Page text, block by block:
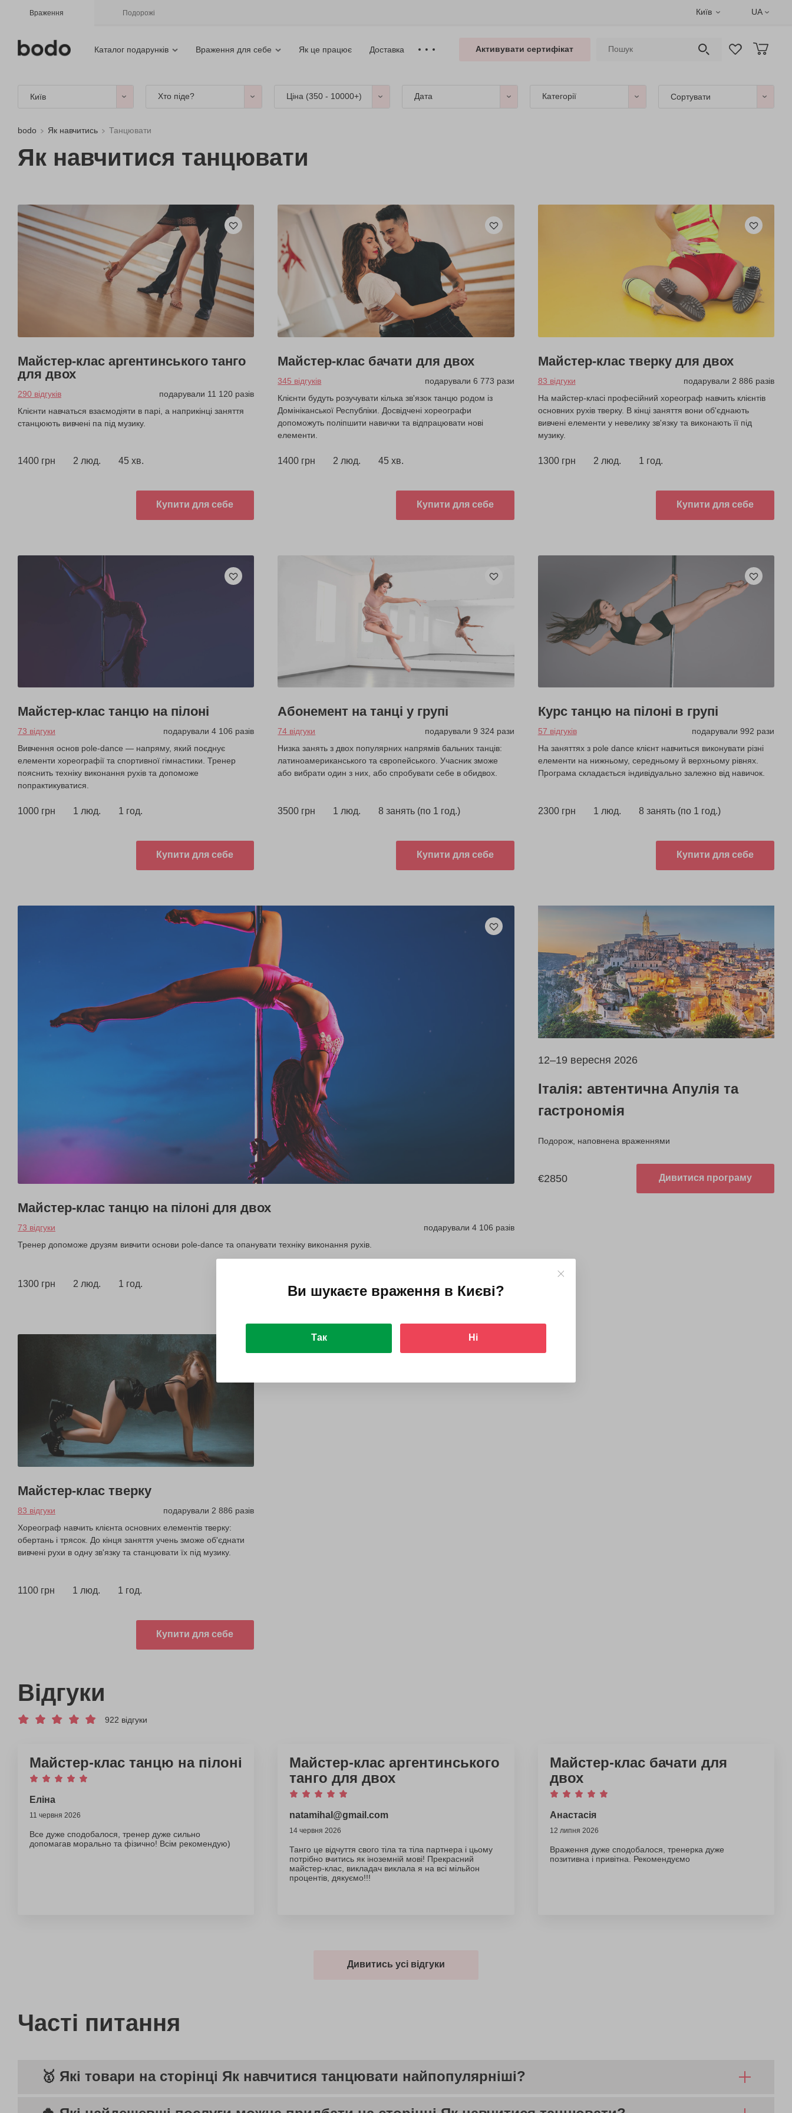
Враження Подорожі Київ UA
Каталог подарунків Враження для себе Як це працює Доставка Активувати сертифікат
Київ Хто піде? Ціна (350 - 10000+) Дата Категорії Сортувати
bodo Як навчитись Танцювати
Як навчитися танцювати
Майстер-клас аргентинського танго
для двох
290 відгуків
подарували 11 120 разів
Клієнти навчаться взаємодіяти в парі, а наприкінці заняття
станцюють вивчені па під музику.
1400 грн 2 люд. 45 хв.
Купити для себе
Майстер-клас бачати для двох
345 відгуків
подарували 6 773 рази
Клієнти будуть розучувати кілька зв'язок танцю родом із
Домініканської Республіки. Досвідчені хореографи
допоможуть поліпшити навички та відпрацювати нові
елементи.
1400 грн 2 люд. 45 хв.
Купити для себе
Майстер-клас тверку для двох
83 відгуки
подарували 2 886 разів
На майстер-класі професійний хореограф навчить клієнтів
основних рухів тверку. В кінці заняття вони об'єднають
вивчені елементи у невелику зв'язку та виконають її під
музику.
1300 грн 2 люд. 1 год.
Купити для себе
Майстер-клас танцю на пілоні
73 відгуки
подарували 4 106 разів
Вивчення основ pole-dance — напряму, який поєднує
елементи хореографії та спортивної гімнастики. Тренер
пояснить техніку виконання рухів та допоможе
попрактикуватися.
1000 грн 1 люд. 1 год.
Купити для себе
Абонемент на танці у групі
74 відгуки
подарували 9 324 рази
Низка занять з двох популярних напрямів бальних танців:
латиноамериканського та європейського. Учасник зможе
або вибрати один з них, або спробувати себе в обидвох.
3500 грн 1 люд. 8 занять (по 1 год.)
Купити для себе
Курс танцю на пілоні в групі
57 відгуків
подарували 992 рази
На заняттях з pole dance клієнт навчиться виконувати різні
елементи на нижньому, середньому й верхньому рівнях.
Програма складається індивідуально залежно від навичок.
2300 грн 1 люд. 8 занять (по 1 год.)
Купити для себе
Майстер-клас танцю на пілоні для двох
73 відгуки
подарували 4 106 разів
Тренер допоможе друзям вивчити основи pole-dance та опанувати техніку виконання рухів.
1300 грн 2 люд. 1 год.
12–19 вересня 2026
Італія: автентична Апулія та
гастрономія
Подорож, наповнена враженнями
€2850 Дивитися програму
Майстер-клас тверку
83 відгуки
подарували 2 886 разів
Хореограф навчить клієнта основних елементів тверку:
обертань і трясок. До кінця заняття учень зможе об'єднати
вивчені рухи в одну зв'язку та станцювати їх під музику.
1100 грн 1 люд. 1 год.
Купити для себе
Відгуки
922 відгуки
Майстер-клас танцю на пілоні
Еліна
11 червня 2026
Все дуже сподобалося, тренер дуже сильно
допомагав морально та фізично! Всім рекомендую)
Майстер-клас аргентинського
танго для двох
natamihal@gmail.com
14 червня 2026
Танго це відчуття свого тіла та тіла партнера і цьому
потрібно вчитись як іноземній мові! Прекрасний
майстер-клас, викладач виклала я на всі мільйон
процентів, дякуємо!!!
Майстер-клас бачати для
двох
Анастасія
12 липня 2026
Враження дуже сподобалося, тренерка дуже
позитивна і привітна. Рекомендуємо
Дивитись усі відгуки
Часті питання
🥇 Які товари на сторінці Як навчитися танцювати найпопулярніші?
Ви шукаєте враження в Києві?
Так Ні